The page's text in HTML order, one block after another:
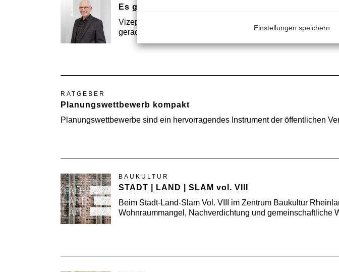
Es geht um unsere Zukunft!
Vizepräsident Joachim Becker spricht im Interview über die
gerade jetzt wichtig ist, sich aktiv in der Architektenkammer
RATGEBER
Planungswettbewerb kompakt
Planungswettbewerbe sind ein hervorragendes Instrument der öffentlichen
BAUKULTUR
STADT | LAND | SLAM vol. VIII
Beim Stadt-Land-Slam Vol. VIII im Zentrum Baukultur
Wohnraummangel, Nachverdichtung und gemeinschaftliche
Einstellungen speichern